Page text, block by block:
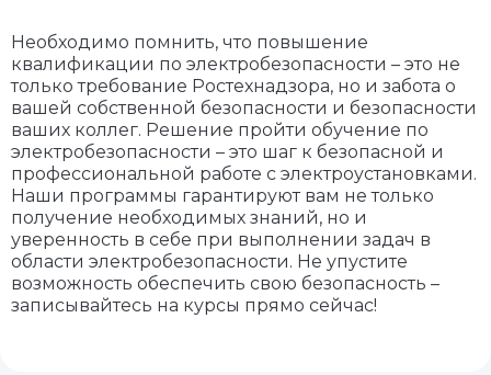
Необходимо помнить, что повышение
квалификации по электробезопасности – это не
только требование Ростехнадзора, но и забота о
вашей собственной безопасности и безопасности
ваших коллег. Решение пройти обучение по
электробезопасности – это шаг к безопасной и
профессиональной работе с электроустановками.
Наши программы гарантируют вам не только
получение необходимых знаний, но и
уверенность в себе при выполнении задач в
области электробезопасности. Не упустите
возможность обеспечить свою безопасность –
записывайтесь на курсы прямо сейчас!